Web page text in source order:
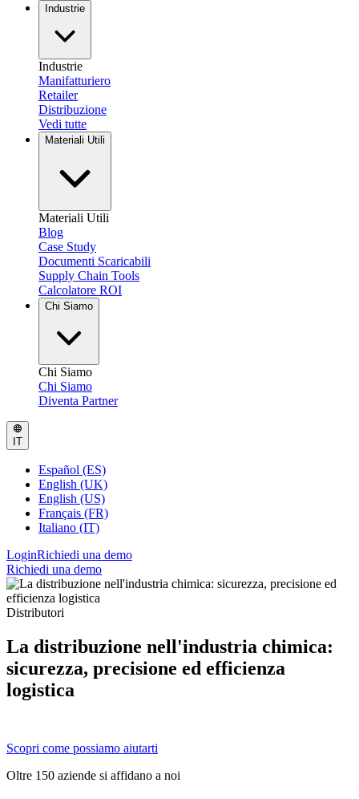
Industrie
Industrie
Manifatturiero
Retailer
Distribuzione
Vedi tutte
Materiali Utili
Materiali Utili
Blog
Case Study
Documenti Scaricabili
Supply Chain Tools
Calcolatore ROI
Chi Siamo
Chi Siamo
Chi Siamo
Diventa Partner
IT
Español (ES)
English (UK)
English (US)
Français (FR)
Italiano (IT)
LoginRichiedi una demo
Richiedi una demo
Distributori
La distribuzione nell'industria chimica:
sicurezza, precisione ed efficienza
logistica
Scopri come possiamo aiutarti
Oltre 150 aziende si affidano a noi